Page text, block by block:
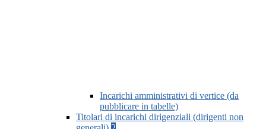
Incarichi amministrativi di vertice (da
pubblicare in tabelle)
Titolari di incarichi dirigenziali (dirigenti non